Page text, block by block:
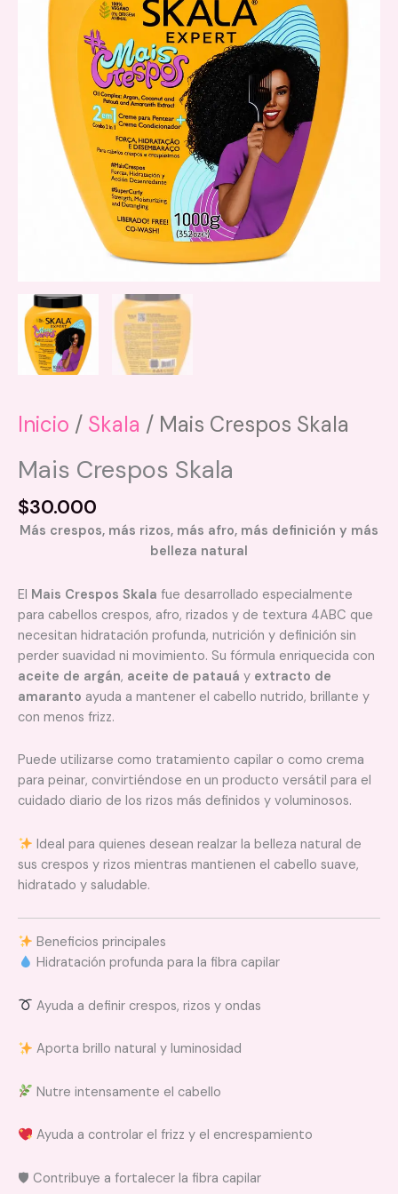
Inicio / Skala / Mais Crespos Skala
Mais Crespos Skala
$30.000
Más crespos, más rizos, más afro, más definición y más
belleza natural
El Mais Crespos Skala fue desarrollado especialmente
para cabellos crespos, afro, rizados y de textura 4ABC que
necesitan hidratación profunda, nutrición y definición sin
perder suavidad ni movimiento. Su fórmula enriquecida con
aceite de argán, aceite de patauá y extracto de
amaranto ayuda a mantener el cabello nutrido, brillante y
con menos frizz.
Puede utilizarse como tratamiento capilar o como crema
para peinar, convirtiéndose en un producto versátil para el
cuidado diario de los rizos más definidos y voluminosos.
Ideal para quienes desean realzar la belleza natural de
sus crespos y rizos mientras mantienen el cabello suave,
hidratado y saludable.
Beneficios principales
Hidratación profunda para la fibra capilar
Ayuda a definir crespos, rizos y ondas
Aporta brillo natural y luminosidad
Nutre intensamente el cabello
Ayuda a controlar el frizz y el encrespamiento
🛡 Contribuye a fortalecer la fibra capilar